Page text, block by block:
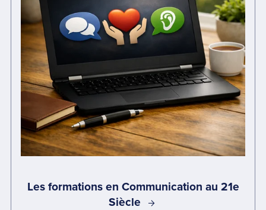
Les formations en Communication au 21e
Siècle